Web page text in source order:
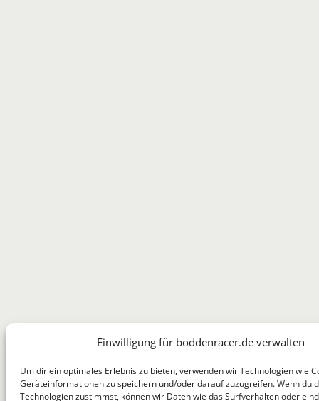
Einwilligung für boddenracer.de verwalten
Um dir ein optimales Erlebnis zu bieten, verwenden wir Technologien wie
Geräteinformationen zu speichern und/oder darauf zuzugreifen. Wenn du
Technologien zustimmst, können wir Daten wie das Surfverhalten oder